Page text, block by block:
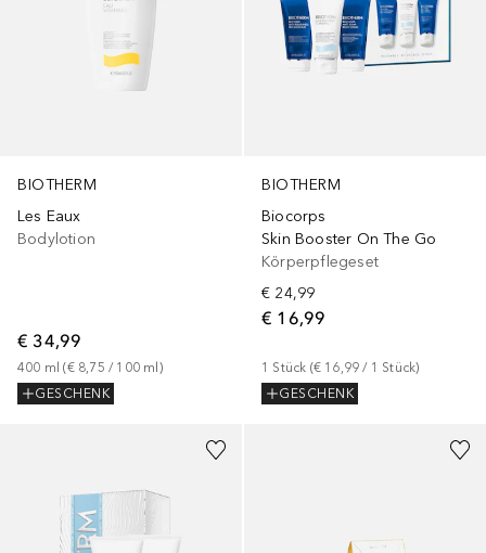
BIOTHERM
Les Eaux
Bodylotion
€ 34,99
400 ml (€ 8,75 / 100 ml )
GESCHENK
BIOTHERM
Biocorps
Skin Booster On The Go
Körperpflegeset
€ 24,99
€ 16,99
1 Stück (€ 16,99 / 1 Stück)
GESCHENK